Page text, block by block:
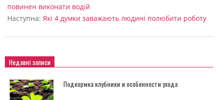
04
повинен виконати водій
Наступна: Які 4 думки заважають людині полюбити роботу
Недавні записи
Подкормка клубники и особенности ухода